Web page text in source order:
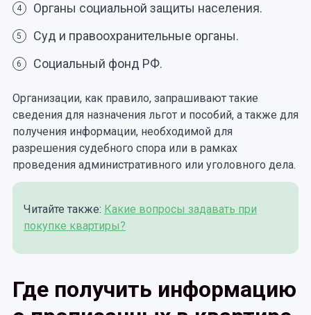
4 Органы социальной защиты населения.
5 Суд и правоохранительные органы.
6 Социальный фонд РФ.
Организации, как правило, запрашивают такие
сведения для назначения льгот и пособий, а также для
получения информации, необходимой для
разрешения судебного спора или в рамках
проведения административного или уголовного дела.
Читайте также: Какие вопросы задавать при
покупке квартиры?
Где получить информацию